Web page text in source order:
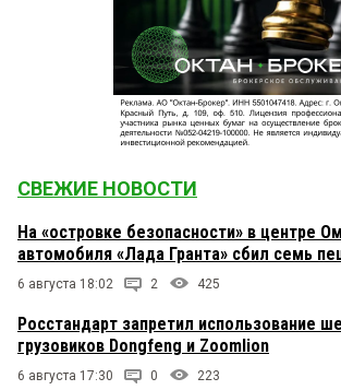
СВЕЖИЕ НОВОСТИ
На «островке безопасности» в центре
автомобиля «Лада Гранта» сбил семь
6 августа 18:02 2 425
Росстандарт запретил использование
грузовиков Dongfeng и Zoomlion
6 августа 17:30 0 223